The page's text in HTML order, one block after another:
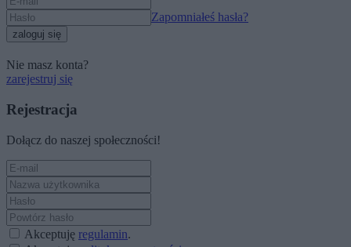
Zapomniałeś hasła?
zaloguj się
Nie masz konta?
zarejestruj się
Rejestracja
Dołącz do naszej społeczności!
Akceptuję regulamin.